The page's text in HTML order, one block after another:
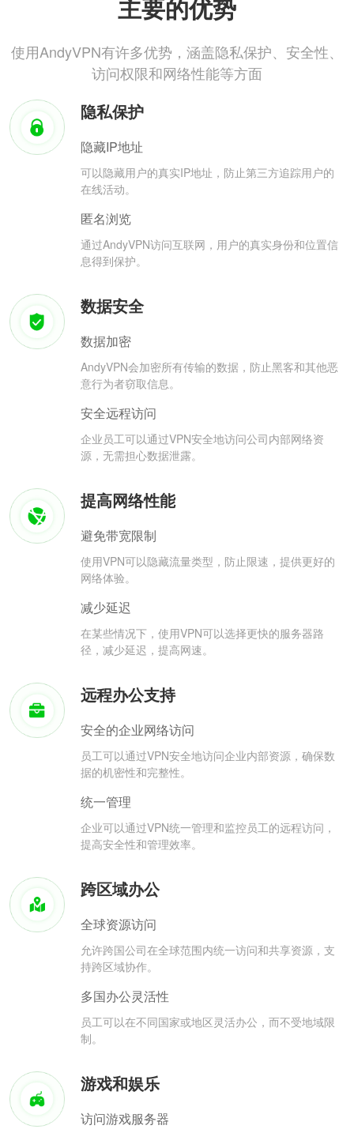
主要的优势
使用AndyVPN有许多优势，涵盖隐私保护、安全性、
访问权限和网络性能等方面
隐私保护
隐藏IP地址
可以隐藏用户的真实IP地址，防止第三方追踪用户的
在线活动。
匿名浏览
通过AndyVPN访问互联网，用户的真实身份和位置信
息得到保护。
数据安全
数据加密
AndyVPN会加密所有传输的数据，防止黑客和其他恶
意行为者窃取信息。
安全远程访问
企业员工可以通过VPN安全地访问公司内部网络资
源，无需担心数据泄露。
提高网络性能
避免带宽限制
使用VPN可以隐藏流量类型，防止限速，提供更好的
网络体验。
减少延迟
在某些情况下，使用VPN可以选择更快的服务器路
径，减少延迟，提高网速。
远程办公支持
安全的企业网络访问
员工可以通过VPN安全地访问企业内部资源，确保数
据的机密性和完整性。
统一管理
企业可以通过VPN统一管理和监控员工的远程访问，
提高安全性和管理效率。
跨区域办公
全球资源访问
允许跨国公司在全球范围内统一访问和共享资源，支
持跨区域协作。
多国办公灵活性
员工可以在不同国家或地区灵活办公，而不受地域限
制。
游戏和娱乐
访问游戏服务器